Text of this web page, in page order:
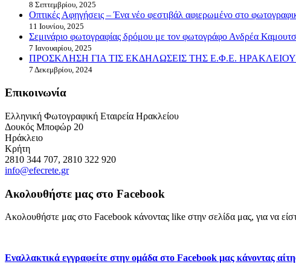
8 Σεπτεμβρίου, 2025
Οπτικές Αφηγήσεις – Ένα νέο φεστιβάλ αφιερωμένο στο
11 Ιουνίου, 2025
Σεμινάριο φωτογραφίας δρόμου με τον φωτογράφο Ανδρέα
7 Ιανουαρίου, 2025
ΠΡΟΣΚΛΗΣΗ ΓΙΑ ΤΙΣ ΕΚΔΗΛΩΣΕΙΣ ΤΗΣ Ε.Φ.Ε.
7 Δεκεμβρίου, 2024
Επικοινωνία
Ελληνική Φωτογραφική Εταιρεία Ηρακλείου
Δουκός Μποφώρ 20
Ηράκλειο
Κρήτη
2810 344 707, 2810 322 920
info@efecrete.gr
Ακολουθήστε μας στο Facebook
Ακολουθήστε μας στο Facebook κάνοντας like στην σελίδα μας, για να
Εναλλακτικά εγγραφείτε στην ομάδα στο Facebook μας κάνοντας